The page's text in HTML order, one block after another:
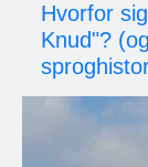
Hvorfor
Knud"?